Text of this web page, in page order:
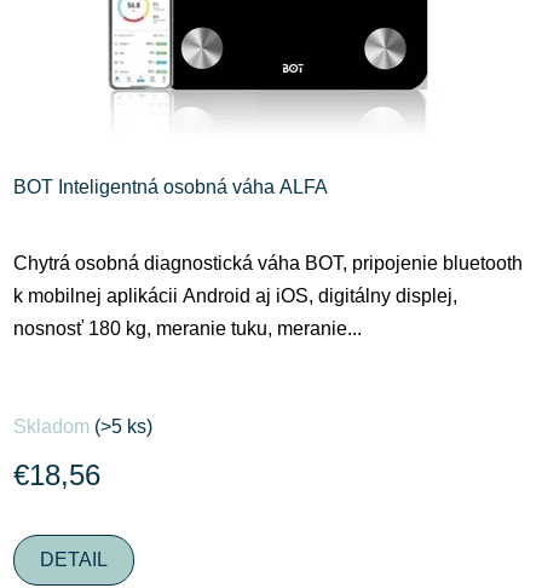
BOT Inteligentná osobná váha ALFA
Chytrá osobná diagnostická váha BOT, pripojenie bluetooth
k mobilnej aplikácii Android aj iOS, digitálny displej,
nosnosť 180 kg, meranie tuku, meranie...
hodnotenie
produktu
4,5
z
Skladom (>5 ks)
€18,56
DETAIL